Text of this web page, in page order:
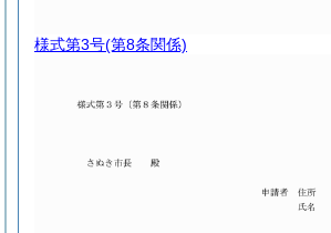
様式第3号(第8条関係)